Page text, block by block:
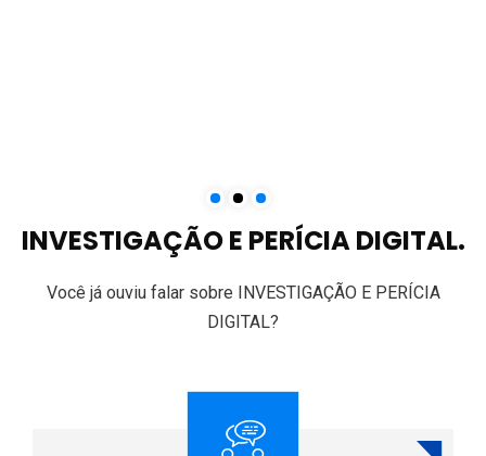
INVESTIGAÇÃO E PERÍCIA DIGITAL.
Você já ouviu falar sobre INVESTIGAÇÃO E PERÍCIA
DIGITAL?